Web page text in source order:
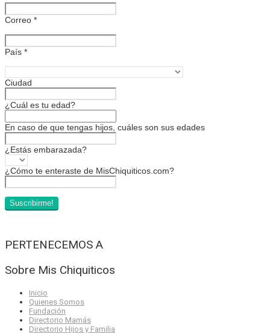
Correo *
País *
Ciudad
¿Cuál es tu edad?
En caso de que tengas hijos, cuáles son sus edades
¿Estás embarazada?
¿Cómo te enteraste de MisChiquiticos.com?
PERTENECEMOS A
Sobre Mis Chiquiticos
Inicio
Quienes Somos
Fundación
Directorio Mamás
Directorio Hijos y Familia